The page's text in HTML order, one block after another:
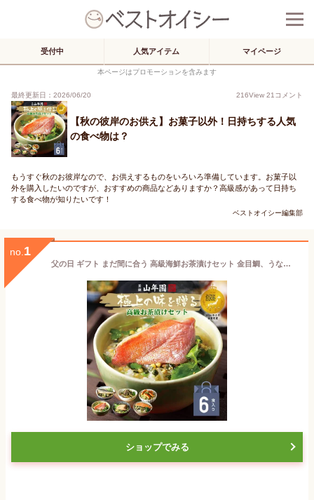
受付中 人気アイテム マイページ
本ページはプロモーションを含みます
最終更新日：2026/06/20 216View 21 コメント
【秋の彼岸のお供え】お菓子以外！日持ちする人気
の食べ物は？
もうすぐ秋のお彼岸なので、お供えするものをいろいろ準備しています。お菓子以
外を購入したいのですが、おすすめの商品などありますか？高級感があって日持ち
する食べ物が知りたいです！
ベストオイシー編集部
no. 1
父の日 ギフト まだ間に合う 高級海鮮お茶漬けセット 金目鯛、うなぎ、まぐろ、鮭、いわし、磯海苔 送料無料 誕生日プレゼント 御中元 2026 出産内祝い お返し 鰻 結婚 母 父 男性 女性 お祝い お礼 ありがとう 詰め合わせ 食品 クーポン 魚 グルメ 贈り物 早割 法事 常温 花
ショップでみる